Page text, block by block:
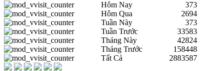
Hôm Nay
373
Hôm Qua
2694
Tuần Này
373
Tuần Trước
33583
Tháng Này
42824
Tháng Trước
158448
Tất Cả
2883587